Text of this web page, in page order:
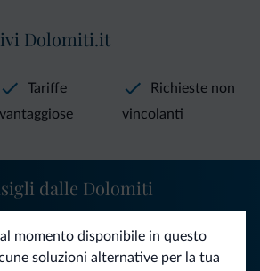
momento disponibile in questo
soluzioni alternative per la tua
Dolomiti.it
Tariffe
vantaggiose
Richieste non
vincolanti
dalle Dolomiti
nelle Dolomiti.